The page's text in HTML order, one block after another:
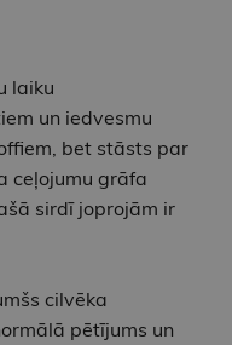
laiku
un iedvesmu
bet stāsts par
ceļojumu grāfa
sirdī joprojām ir
cilvēka
pētījums un